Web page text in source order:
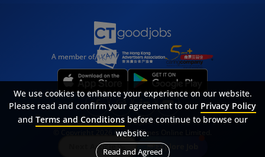
Next Article Explore Job
A member of
© Copyright 2026 Career Times Online Limited.
All rights reserved.
SitemapFAQPrivacy PolicyTerms & Conditions
We use cookies to enhance your experience on our website.
Please read and confirm your agreement to our Privacy Policy
and Terms and Conditionsbefore continue to browse our
website.
Read and Agreed